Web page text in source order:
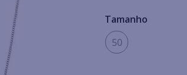
Tamanho
50